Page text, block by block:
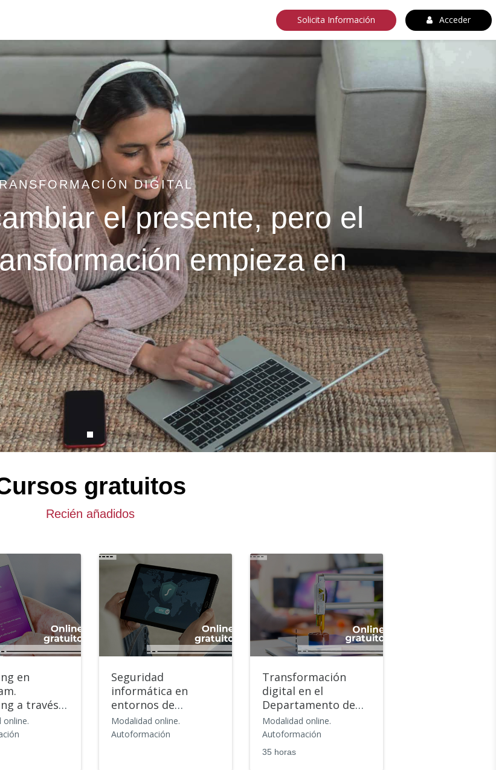
Solicita Información Acceder
DIGITAL
el presente, pero el
empieza en
gratuitos
Recién añadidos
en
a través
online.
Seguridad
informática en
entornos de
teletrabajo
Modalidad online.
Autoformación
Transformación
digital en el
Departamento de
Producción
Modalidad online.
Autoformación
35 horas